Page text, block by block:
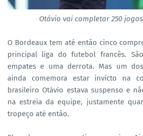
Otávio vai completar 250
O Bordeaux tem até então cinco
principal liga do futebol francês.
empates e uma derrota. Mas um
ainda comemora estar invicto na
brasileiro Otávio estava suspenso e
na estreia da equipe, justamente
tropeço até então.